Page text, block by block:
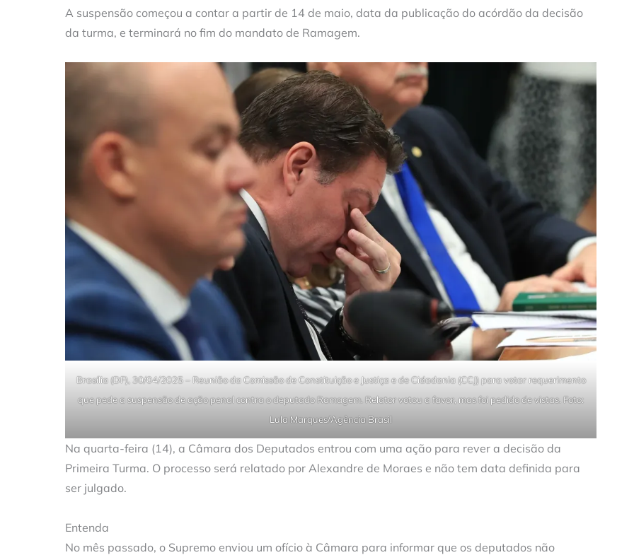
A suspensão começou a contar a partir de 14 de maio, data da publicação do acórdão da decisão
da turma, e terminará no fim do mandato de Ramagem.
Brasília (DF), 30/04/2025 – Reunião da Comissão de Constituição e Justiça e de Cidadania (CCJ) para votar requerimento
que pede a suspensão de ação penal contra o deputado Ramagem. Relator votou a favor, mas foi pedido de vistas. Foto:
Lula Marques/Agência Brasil
Na quarta-feira (14), a Câmara dos Deputados entrou com uma ação para rever a decisão da
Primeira Turma. O processo será relatado por Alexandre de Moraes e não tem data definida para
ser julgado.
Entenda
No mês passado, o Supremo enviou um ofício à Câmara para informar que os deputados não